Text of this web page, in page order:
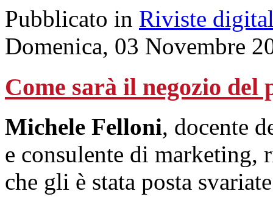
Pubblicato in Riviste
Domenica, 03 Novembre
Come sarà il negozio del
Michele Felloni, docente
e consulente di marketing,
che gli è stata posta